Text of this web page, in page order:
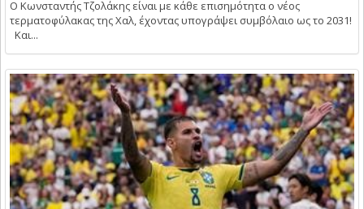
O Kωνσταντής Τζολάκης είναι με κάθε επισημότητα ο νέος
τερματοφύλακας της Χαλ, έχοντας υπογράψει συμβόλαιο ως το 2031!
Και...